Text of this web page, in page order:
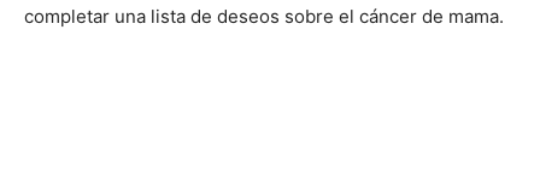
completar una lista de deseos sobre el cáncer de mama.